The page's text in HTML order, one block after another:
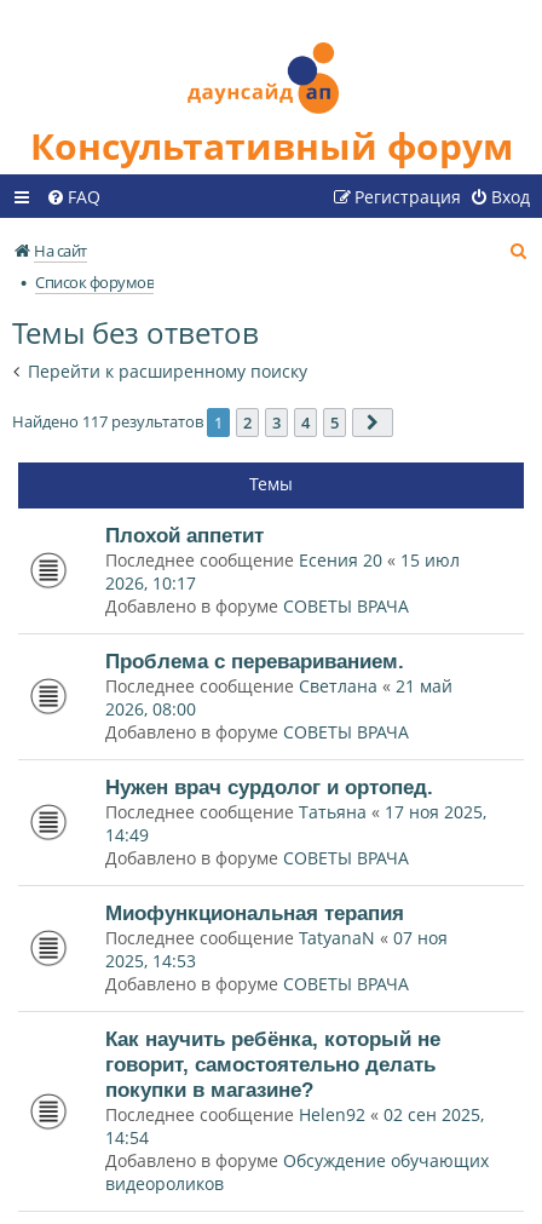
Консультативный форум
FAQ Вход
Регистрация
На сайт
Список форумов
Темы без ответов
Перейти к расширенному поиску
Найдено 117 результатов 1 2 3 4 5
Темы
Плохой аппетит
Последнее сообщение Есения 20 « 15 июл
2026, 10:17
Добавлено в форуме СОВЕТЫ ВРАЧА
Проблема с перевариванием.
Последнее сообщение Светлана « 21 май
2026, 08:00
Добавлено в форуме СОВЕТЫ ВРАЧА
Нужен врач сурдолог и ортопед.
Последнее сообщение Татьяна « 17 ноя 2025,
14:49
Добавлено в форуме СОВЕТЫ ВРАЧА
Миофункциональная терапия
Последнее сообщение TatyanaN « 07 ноя
2025, 14:53
Добавлено в форуме СОВЕТЫ ВРАЧА
Как научить ребёнка, который не
говорит, самостоятельно делать
покупки в магазине?
Последнее сообщение Helen92 « 02 сен 2025,
14:54
Добавлено в форуме Обсуждение обучающих
видеороликов